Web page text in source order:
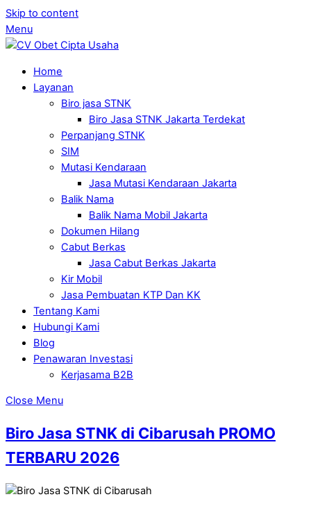
Skip to content
Menu
Home
Layanan
Biro jasa STNK
Biro Jasa STNK Jakarta Terdekat
Perpanjang STNK
SIM
Mutasi Kendaraan
Jasa Mutasi Kendaraan Jakarta
Balik Nama
Balik Nama Mobil Jakarta
Dokumen Hilang
Cabut Berkas
Jasa Cabut Berkas Jakarta
Kir Mobil
Jasa Pembuatan KTP Dan KK
Tentang Kami
Hubungi Kami
Blog
Penawaran Investasi
Kerjasama B2B
Close Menu
Biro Jasa STNK di Cibarusah PROMO
TERBARU 2026